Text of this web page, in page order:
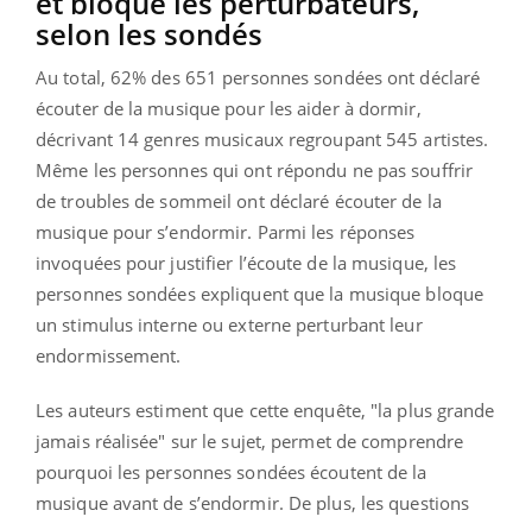
selon les sondés
Au total, 62% des 651 personnes sondées ont déclaré
écouter de la musique pour les aider à dormir,
décrivant 14 genres musicaux regroupant 545 artistes.
Même les personnes qui ont répondu ne pas souffrir
de troubles de sommeil ont déclaré écouter de la
musique pour s’endormir. Parmi les réponses
invoquées pour justifier l’écoute de la musique, les
personnes sondées expliquent que la musique bloque
un stimulus interne ou externe perturbant leur
endormissement.
Les auteurs estiment que cette enquête, "la plus grande
jamais réalisée" sur le sujet, permet de comprendre
pourquoi les personnes sondées écoutent de la
musique avant de s’endormir. De plus, les questions